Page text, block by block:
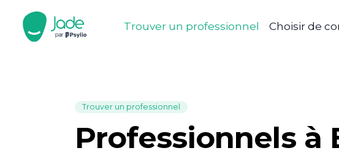
Trouver un professionnel Choisir de
Trouver un professionnel
Professionnels à